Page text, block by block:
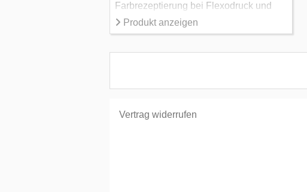
Farbrezeptierung bei Flexodruck und
Tiedruck. Farbmanagement im
Verpackungsdruck.
Produkt anzeigen
Vertrag widerrufen